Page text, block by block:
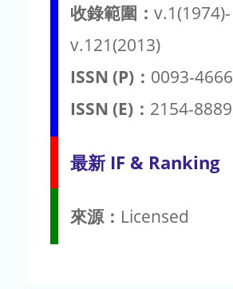
收錄範圍： v.1(1974)-
v.121(2013)
ISSN (P)： 0093-4666
ISSN (E)： 2154-8889
最新 IF & Ranking
來源： Licensed